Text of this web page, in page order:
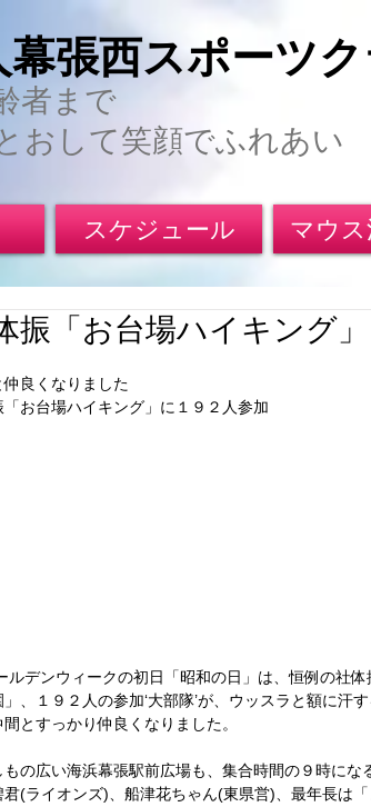
幕張西スポーツ
者まで
おして笑顔でふれあい
スケジュール マウス
振「お台場ハイキング」
仲良くなりました
「お台場ハイキング」に１９２人参加
」、１９２人の参加‘大部隊’が、ウッスラと額に
間とすっかり仲良くなりました。
の広い海浜幕張駅前広場も、集合時間の９時にな
君(ライオンズ)、船津花ちゃん(東県営)、最年長は